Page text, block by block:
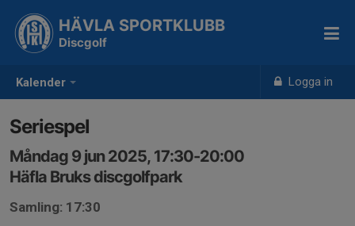
Kalender Logga in
HÄVLA SPORTKLUBB
Discgolf
Seriespel
Måndag 9 jun 2025, 17:30-20:00
Häfla Bruks discgolfpark
Samling: 17:30